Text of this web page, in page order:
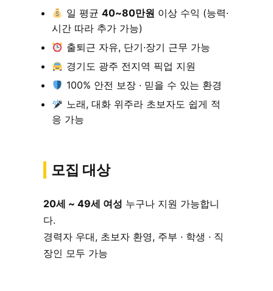
일 평균 40~80만원 이상 수익 (능력·
시간 따라 추가 가능)
출퇴근 자유, 단기·장기 근무 가능
경기도 광주 전지역 픽업 지원
100% 안전 보장 · 믿을 수 있는 환경
노래, 대화 위주라 초보자도 쉽게 적
응 가능
모집 대상
20세 ~ 49세 여성 누구나 지원 가능합니
다.
경력자 우대, 초보자 환영, 주부 · 학생 · 직
장인 모두 가능